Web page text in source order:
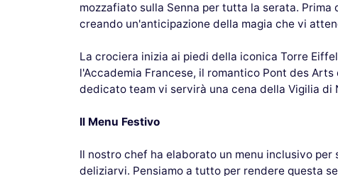
mozzafiato sulla Senna per tutta la serata.
creando un'anticipazione della magia che vi
La crociera inizia ai piedi della iconica Torre
l'Accademia Francese, il romantico Pont des
dedicato team vi servirà una cena della Vigilia di
Il Menu Festivo
Il nostro chef ha elaborato un menu inclusivo
deliziarvi. Pensiamo a tutto per rendere questa